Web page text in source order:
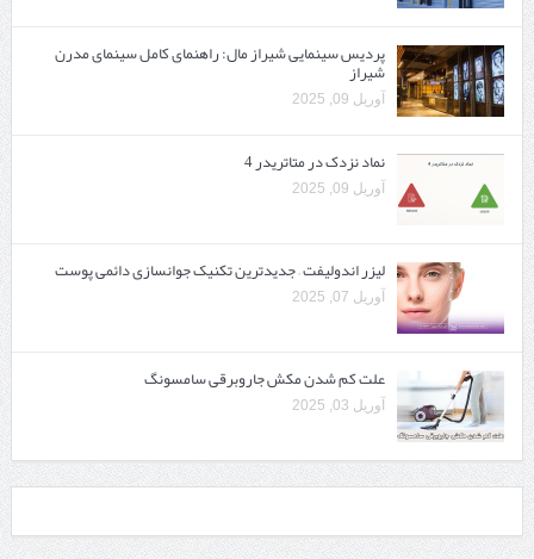
پردیس سینمایی شیراز مال: راهنمای کامل سینمای مدرن
شیراز
آوریل 09, 2025
نماد نزدک در متاتریدر 4
آوریل 09, 2025
لیزر اندولیفت – جدیدترین تکنیک جوانسازی دائمی پوست
آوریل 07, 2025
علت کم شدن مکش جاروبرقی سامسونگ
آوریل 03, 2025